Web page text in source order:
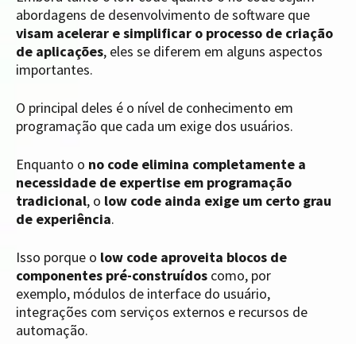
abordagens de desenvolvimento de software que
visam acelerar e simplificar o processo de criação
de aplicações, eles se diferem em alguns aspectos
importantes.
O principal deles é o nível de conhecimento em
programação que cada um exige dos usuários.
Enquanto o no code elimina completamente a
necessidade de expertise em programação
tradicional, o low code ainda exige um certo grau
de experiência.
Isso porque o low code aproveita blocos de
componentes pré-construídos como, por
exemplo, módulos de interface do usuário,
integrações com serviços externos e recursos de
automação.